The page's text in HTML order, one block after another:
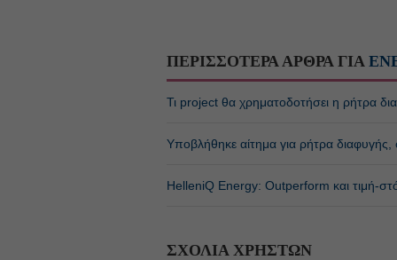
ΠΕΡΙΣΣΟΤΕΡΑ ΑΡΘΡΑ ΓΙΑ
Τι project θα χρηματοδοτήσει η ρήτρα
Υποβλήθηκε αίτημα για ρήτρα διαφυγής,
HelleniQ Energy: Outperform και τιμή-
ΣΧΟΛΙΑ ΧΡΗΣΤΩΝ